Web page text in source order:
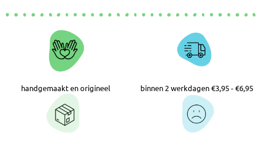
handgemaakt en origineel binnen 2 werkdagen €3,95 - €6,95